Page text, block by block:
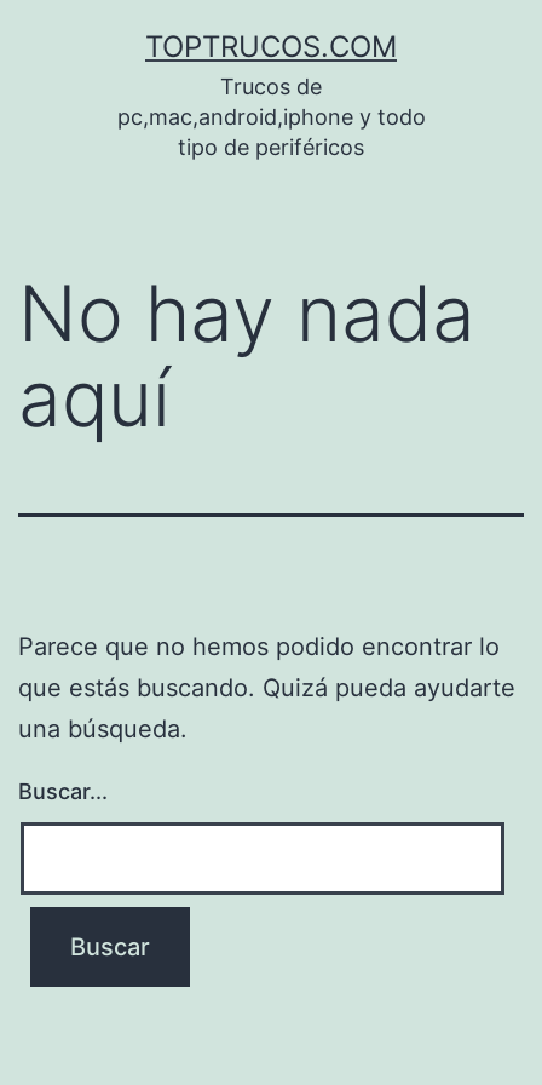
TOPTRUCOS.COM
Trucos de
pc,mac,android,iphone y todo
tipo de periféricos
No hay nada
aquí
Parece que no hemos podido encontrar lo
que estás buscando. Quizá pueda ayudarte
una búsqueda.
Buscar...